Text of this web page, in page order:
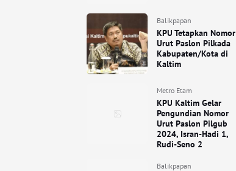
Balikpapan
KPU Tetapkan Nomor
Urut Paslon Pilkada
Kabupaten/Kota di
Kaltim
Metro Etam
KPU Kaltim Gelar
Pengundian Nomor
Urut Paslon Pilgub
2024, Isran-Hadi 1,
Rudi-Seno 2
Balikpapan